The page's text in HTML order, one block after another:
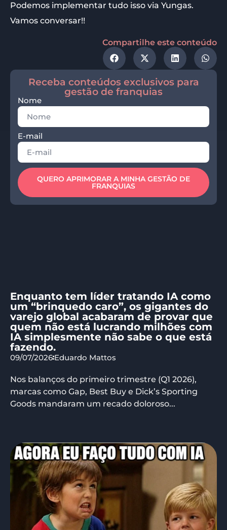
Podemos implementar tudo isso via Yungas.
Vamos conversar!!
Compartilhe este conteúdo
Receba conteúdos exclusivos para
gestão de franquias
Nome
E-mail
QUERO APRIMORAR A MINHA GESTÃO DE
FRANQUIAS
Enquanto tem líder tratando IA como
um “brinquedo caro”, os gigantes do
varejo global acabaram de provar que
quem não está lucrando milhões com
IA simplesmente não sabe o que está
fazendo.
09/07/2026 Eduardo Mattos
Nos balanços do primeiro trimestre (Q1 2026),
marcas como Gap, Best Buy e Dick’s Sporting
Goods mandaram um recado doloroso...